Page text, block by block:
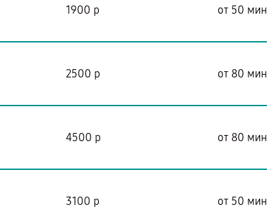
1900 р от 50 мин
2500 р от 80 мин
4500 р от 80 мин
3100 р от 50 мин